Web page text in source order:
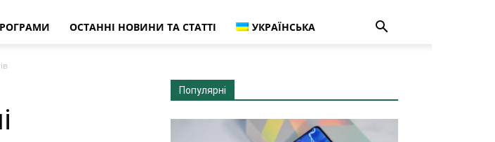
ОСТАННІ НОВИНИ ТА СТАТТІ УКРАЇНСЬКА
Популярні